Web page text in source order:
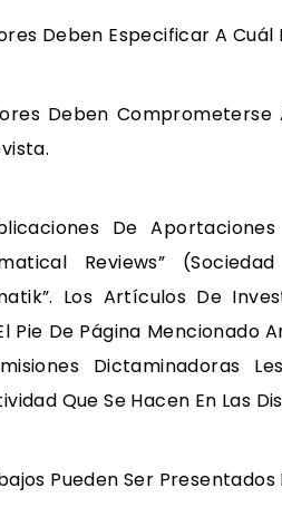
Deben Especificar A
Deben
De
Reviews”
Los Artículos De
Pie De Página Mencionado
Dictaminadoras
Que Se Hacen En Las
Pueden Ser Presentados